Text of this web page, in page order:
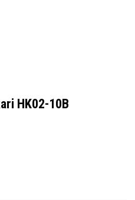
HK02-10B